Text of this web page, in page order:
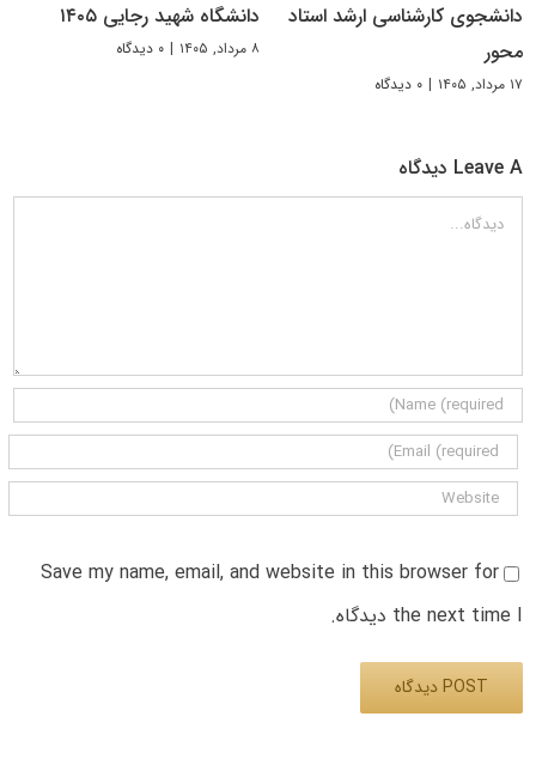
دانشجوی کارشناسی ارشد استاد
محور
۱۷ مرداد, ۱۴۰۵ | ۰ دیدگاه
دانشگاه شهید رجایی ۱۴۰۵
۸ مرداد, ۱۴۰۵ | ۰ دیدگاه
Leave A دیدگاه
دیدگاه
Save my name, email, and website in this browser for
the next time I دیدگاه.